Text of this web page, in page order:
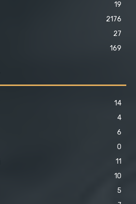
19
2176
27
169
14
4
6
0
11
10
5